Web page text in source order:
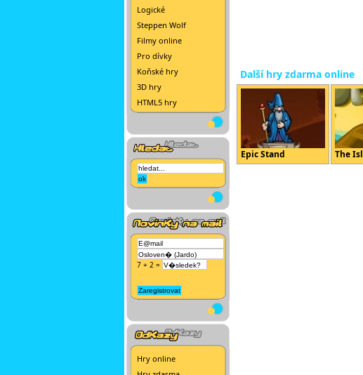
Logické
Steppen Wolf
Filmy online
Pro dívky
Koňské hry
3D hry
HTML5 hry
7 + 2 =
Hry online
Další hry zdarma online
Epic Stand The